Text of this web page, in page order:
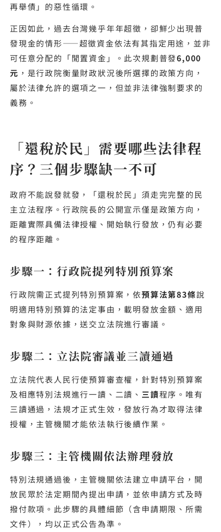
再舉債」的惡性循環。
正因如此，過去台灣幾乎年年超徵，卻鮮少出現普
發現金的情形——超徵資金依法有其指定用途，並非
可任意分配的「閒置資金」。此次規劃普發6,000
元 ，是行政院衡量財政狀況後所選擇的政策方向，
屬於法律允許的選項之一，但並非法律強制要求的
義務。
「還稅於民」需要哪些法律程
序？三個步驟缺一不可
政府不能說發就發，「還稅於民」須走完完整的民
主立法程序。行政院長的公開宣示僅是政策方向，
距離實際具備法律授權、開始執行發放，仍有必要
的程序距離。
步驟一：行政院提列特別預算案
行政院需正式提列特別預算案，依預算法第83條說
明適用特別預算的法定事由，載明發放金額、適用
對象與財源依據，送交立法院進行審議。
步驟二：立法院審議並三讀通過
立法院代表人民行使預算審查權，針對特別預算案
及相應特別法規進行一讀、二讀、 三讀程序。唯有
三讀通過，法規才正式生效，發放行為才取得法律
授權，主管機關才能依法執行後續作業。
步驟三：主管機關依法辦理發放
特別法規通過後，主管機關依法建立申請平台，開
放民眾於法定期間內提出申請，並依申請方式及時
撥付款項。此步驟的具體細節（含申請期限、所需
文件），均以正式公告為準。